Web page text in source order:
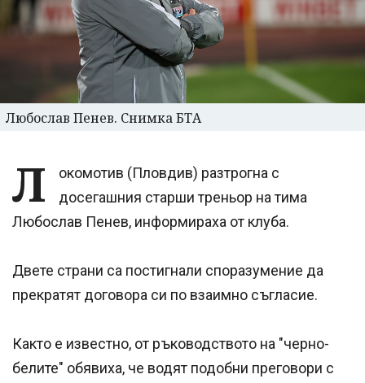
Любослав Пенев. Снимка БТА
Л
окомотив (Пловдив) разтрогна с
досегашния старши треньор на тима
Любослав Пенев, информираха от клуба.
Двете страни са постигнали споразумение да
прекратят договора си по взаимно съгласие.
Както е известно, от ръководството на "черно-
белите" обявиха, че водят подобни преговори с